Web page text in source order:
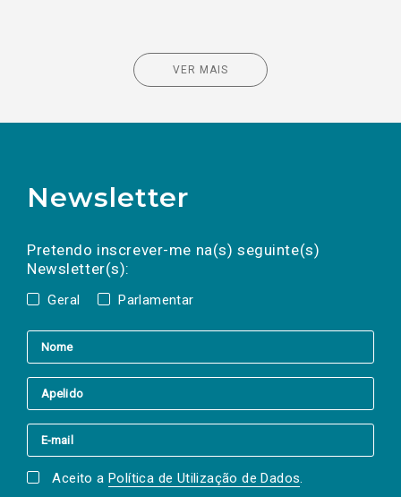
VER MAIS
Newsletter
Pretendo inscrever-me na(s) seguinte(s)
Newsletter(s):
Geral Parlamentar
a(s) newsletter(s).
mail
Aceito a Política de Utilização de Dados.